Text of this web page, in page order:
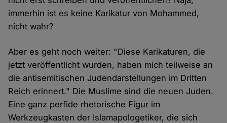
immerhin ist es keine Karikatur von Mohammed,
nicht wahr?
Aber es geht noch weiter: "Diese Karikaturen, die
jetzt veröffentlicht wurden, haben mich teilweise an
die antisemitischen Judendarstellungen im Dritten
Reich erinnert." Die Muslime sind die neuen Juden.
Eine ganz perfide rhetorische Figur im
Werkzeugkasten der Islamapologetiker, die sich